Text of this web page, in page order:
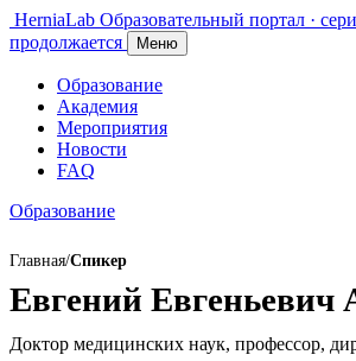
HerniaLab Образовательный портал ·
продолжается
Меню
Образование
Академия
Мероприятия
Новости
FAQ
Образование
Главная/Спикер
Евгений Евгеньевич
Доктор медицинских наук, профессор,